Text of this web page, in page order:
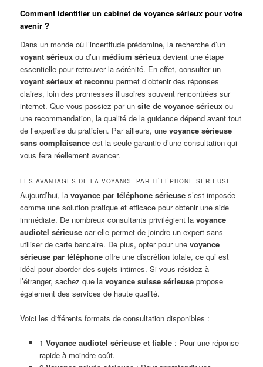
Comment identifier un cabinet de voyance sérieux pour votre
avenir ?
Dans un monde où l’incertitude prédomine, la recherche d’un
voyant sérieux ou d’unmédium sérieux devient une étape
essentielle pour retrouver la sérénité. En effet, consulter un
voyant sérieux et reconnu permet d’obtenir des réponses
claires, loin des promesses illusoires souvent rencontrées sur
internet. Que vous passiez par unsite de voyance sérieux ou
une recommandation, la qualité de la guidance dépend avant tout
de l’expertise du praticien. Par ailleurs, unevoyance sérieuse
sans complaisance est la seule garantie d’une consultation qui
vous fera réellement avancer.
LES AVANTAGES DE LA VOYANCE PAR TÉLÉPHONE SÉRIEUSE
Aujourd’hui, lavoyance par téléphone sérieuse s’est imposée
comme une solution pratique et efficace pour obtenir une aide
immédiate. De nombreux consultants privilégient lavoyance
audiotel sérieuse car elle permet de joindre un expert sans
utiliser de carte bancaire. De plus, opter pour unevoyance
sérieuse par téléphone offre une discrétion totale, ce qui est
idéal pour aborder des sujets intimes. Si vous résidez à
l’étranger, sachez que lavoyance suisse sérieuse propose
également des services de haute qualité.
Voici les différents formats de consultation disponibles :
1 Voyance audiotel sérieuse et fiable: Pour une réponse
rapide à moindre coût.